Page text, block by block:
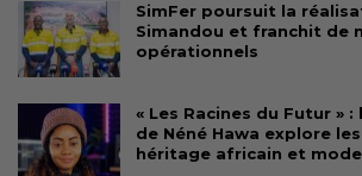
SimFer poursuit la
Simandou et franchit de
opérationnels
« Les Racines du Futur »
de Néné Hawa explore
héritage africain et